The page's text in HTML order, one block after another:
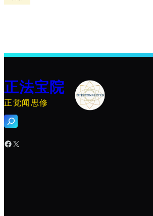
正法宝院
正觉闻思修
搜
索
Facebook X